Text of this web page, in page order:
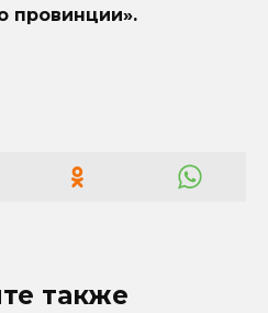
провинции».
также